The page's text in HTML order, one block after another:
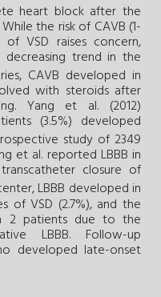
heart block after the
the risk of CAVB (1-
VSD raises concern,
trend in the
CAVB developed in
with steroids after
Yang et al. (2012)
(3.5%) developed
study of 2349
et al. reported LBBB in
closure of
LBBB developed in
of VSD (2.7%), and the
2 patients due to the
LBBB. Follow-up
developed late-onset